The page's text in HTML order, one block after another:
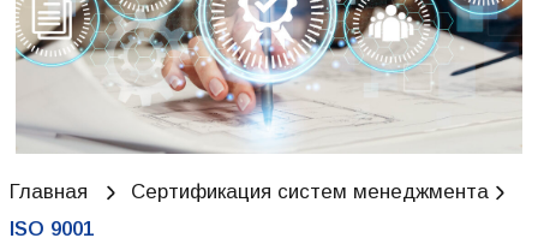
Сертификация ISO 9001
в Казахстане — Система
устанавливающий требования к системе
Главная Сертификация систем менеджмента
ISO 9001